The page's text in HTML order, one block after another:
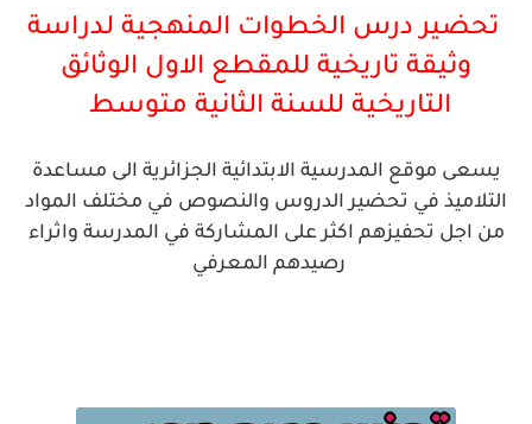
تحضير درس الخطوات المنهجية لدراسة
وثيقة تاريخية للمقطع الاول الوثائق
التاريخية للسنة الثانية متوسط
يسعى موقع المدرسية الابتدائية الجزائرية الى مساعدة
التلاميذ في تحضير الدروس والنصوص في مختلف المواد
من اجل تحفيزهم اكثر على المشاركة في المدرسة واثراء
رصيدهم المعرفي